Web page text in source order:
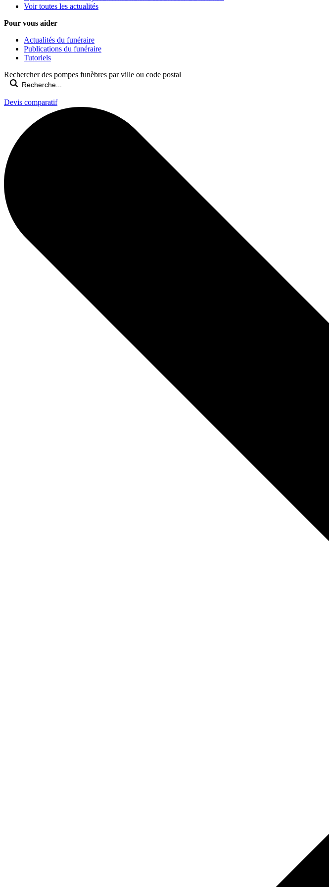
Voir toutes les actualités
Pour vous aider
Actualités du funéraire
Publications du funéraire
Tutoriels
Rechercher des pompes funèbres par ville ou code postal
Devis comparatif